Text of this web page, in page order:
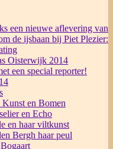
een nieuwe aflevering van
de ijsbaan bij Piet Plezier:
Oisterwijk 2014
een special reporter!
en Bomen
en Echo
en haar viltkunst
Bergh haar peul